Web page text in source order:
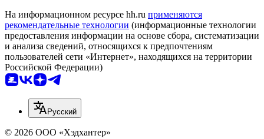
На информационном ресурсе hh.ru применяются
рекомендательные технологии (информационные технологии
предоставления информации на основе сбора, систематизации
и анализа сведений, относящихся к предпочтениям
пользователей сети «Интернет», находящихся на территории
Российской Федерации)
Русский
© 2026 ООО «Хэдхантер»